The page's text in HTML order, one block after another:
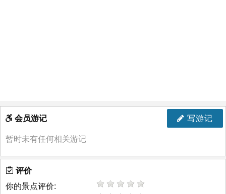
写游记
会员游记
暂时未有任何相关游记
评价
你的景点评价: